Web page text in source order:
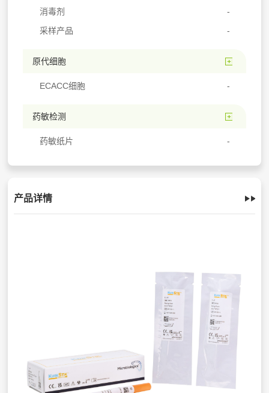
消毒剂
采样产品
原代细胞
ECACC细胞
药敏检测
药敏纸片
产品详情